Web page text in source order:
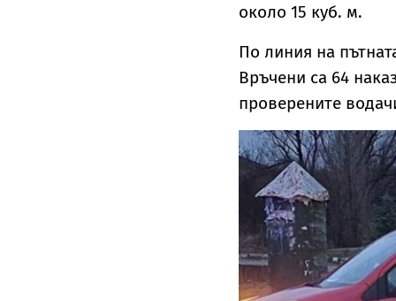
около 15 куб. м.
По линия на
Връчени са 64
проверените